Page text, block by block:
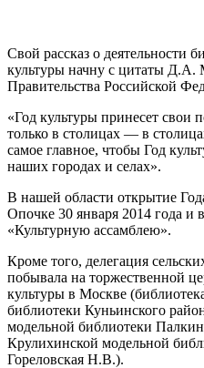
Свой рассказ о деятельности
культуры начну с цитаты Д.А.
Правительства Российской
«Год культуры принесет свои
только в столицах — в
самое главное, чтобы Год
наших городах и селах».
В нашей области открытие
Опочке 30 января 2014 года и
«Культурную ассамблею».
Кроме того, делегация
побывала на торжественной
культуры в Москве
библиотеки Куньинского
модельной библиотеки
Крулихинской модельной
Гореловская Н.В.).